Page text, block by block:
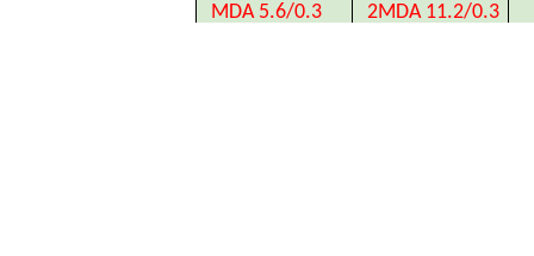
MDA 5.6/0.3
2MDA 11.2/0.3